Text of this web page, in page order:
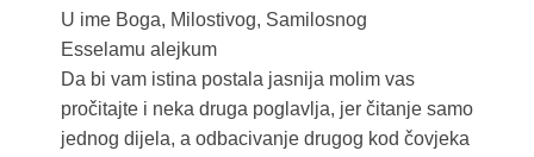
U ime Boga, Milostivog, Samilosnog
Esselamu alejkum
Da bi vam istina postala jasnija molim vas
pročitajte i neka druga poglavlja, jer čitanje samo
jednog dijela, a odbacivanje drugog kod čovjeka